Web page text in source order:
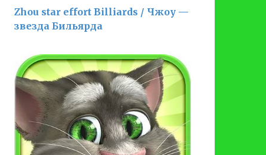
Zhou star effort Billiards / Чжоу —
звезда Бильярда